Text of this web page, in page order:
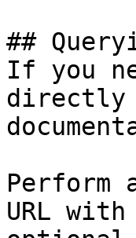
##
If you
directly
Perform
URL